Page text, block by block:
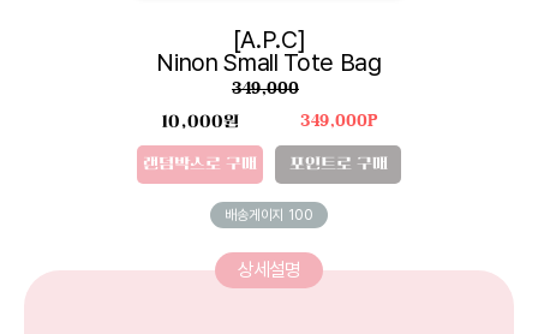
[A.P.C]
Ninon Small Tote Bag
349,000
10,000원
랜덤박스로 구매
349,000P
포인트로 구매
배송게이지 100
상세설명